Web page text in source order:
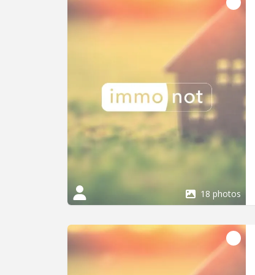
18 photos